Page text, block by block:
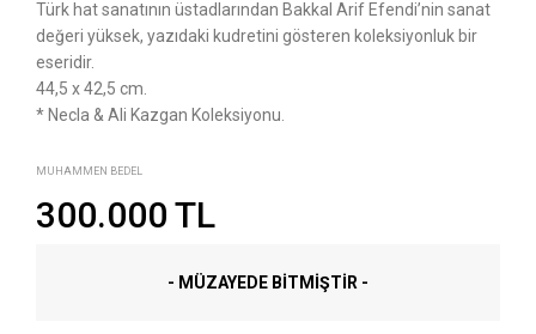
Türk hat sanatının üstadlarından Bakkal Arif Efendi’nin sanat
değeri yüksek, yazıdaki kudretini gösteren koleksiyonluk bir
eseridir.
44,5 x 42,5 cm.
* Necla & Ali Kazgan Koleksiyonu.
MUHAMMEN BEDEL
300.000 TL
- MÜZAYEDE BITMIŞTIR -